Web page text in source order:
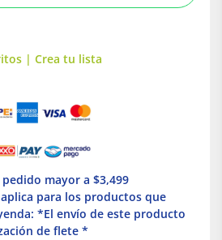
| Crea tu lista
mayor a $3,499
para los productos que
*El envío de este producto
de flete *